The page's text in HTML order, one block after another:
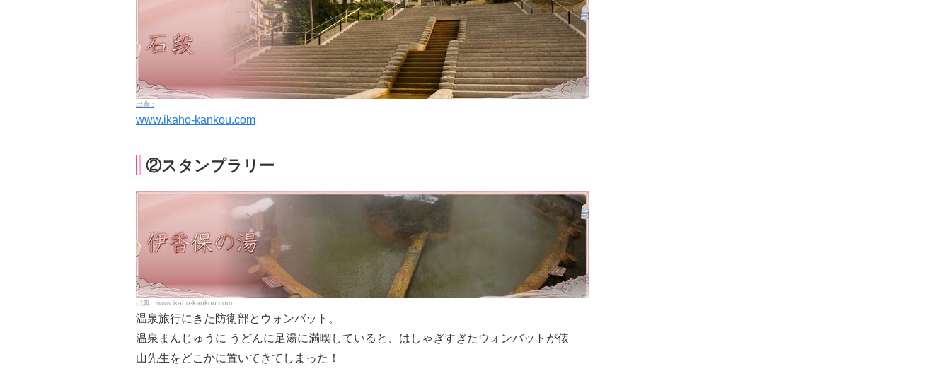
www.ikaho-kankou.com
②スタンプラリー
www.ikaho-kankou.com
温泉旅行にきた防衛部とウォンバット。
温泉まんじゅうに うどんに足湯に満喫していると、はしゃぎすぎたウォンバットが俵
山先生をどこかに置いてきてしまった！